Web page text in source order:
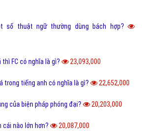
số thuật ngữ thường dùng bách hợp?
thì FC có nghĩa là gì? 23,093,000
trong tiếng anh có nghĩa là gì? 22,652,000
của biện pháp phóng đại? 20,203,000
cái nào lớn hơn? 20,087,000